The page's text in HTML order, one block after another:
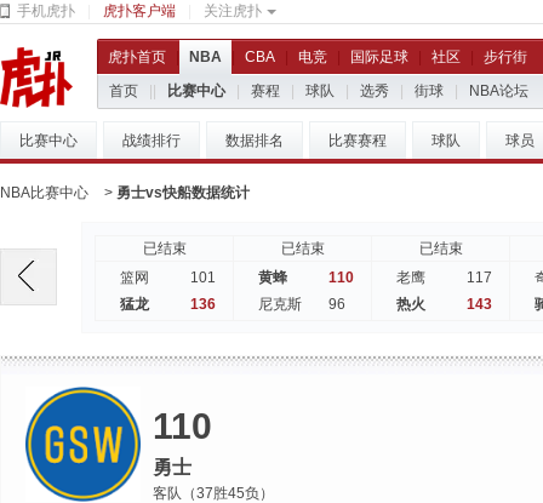
手机虎扑 虎扑客户端 关注虎扑
虎扑首页 NBA CBA 电竞 国际足球 社区
步行街
首页
比赛中心 赛程 球队 选秀 街球 NBA论坛
比赛中心 战绩排行 数据排名 比赛赛程 球队 球员
NBA比赛中心 > 勇士vs快船数据统计
已结束
篮网
101
猛龙
136
已结束
黄蜂
110
尼克斯
96
已结束
老鹰
117
热火
143
110
勇士
客队（37胜45负）